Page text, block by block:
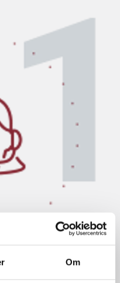
Om
kontakt os
online eller kontakt din